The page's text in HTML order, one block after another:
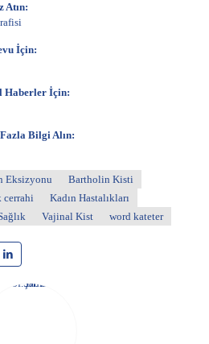
Atın:
İçin:
Haberler İçin:
Bilgi Alın:
Eksizyonu
Bartholin Kisti
Kadın Hastalıkları
Vajinal Kist word kateter